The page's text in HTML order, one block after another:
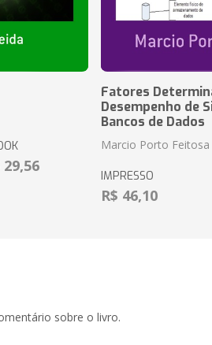
29,56
Fatores
Desempenho de
Bancos de Dados
Marcio Porto Feitosa
IMPRESSO
R$ 46,10
sobre o livro.